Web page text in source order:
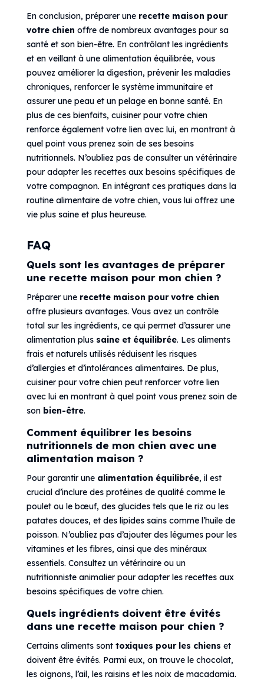
En conclusion, préparer une recette maison pour
votre chien offre de nombreux avantages pour sa
santé et son bien-être. En contrôlant les ingrédients
et en veillant à une alimentation équilibrée, vous
pouvez améliorer la digestion, prévenir les maladies
chroniques, renforcer le système immunitaire et
assurer une peau et un pelage en bonne santé. En
plus de ces bienfaits, cuisiner pour votre chien
renforce également votre lien avec lui, en montrant à
quel point vous prenez soin de ses besoins
nutritionnels. N’oubliez pas de consulter un vétérinaire
pour adapter les recettes aux besoins spécifiques de
votre compagnon. En intégrant ces pratiques dans la
routine alimentaire de votre chien, vous lui offrez une
vie plus saine et plus heureuse.
FAQ
Quels sont les avantages de préparer
une recette maison pour mon chien ?
Préparer une recette maison pour votre chien
offre plusieurs avantages. Vous avez un contrôle
total sur les ingrédients, ce qui permet d’assurer une
alimentation plus saine et équilibrée. Les aliments
frais et naturels utilisés réduisent les risques
d’allergies et d’intolérances alimentaires. De plus,
cuisiner pour votre chien peut renforcer votre lien
avec lui en montrant à quel point vous prenez soin de
son bien-être.
Comment équilibrer les besoins
nutritionnels de mon chien avec une
alimentation maison ?
Pour garantir une alimentation équilibrée, il est
crucial d’inclure des protéines de qualité comme le
poulet ou le bœuf, des glucides tels que le riz ou les
patates douces, et des lipides sains comme l’huile de
poisson. N’oubliez pas d’ajouter des légumes pour les
vitamines et les fibres, ainsi que des minéraux
essentiels. Consultez un vétérinaire ou un
nutritionniste animalier pour adapter les recettes aux
besoins spécifiques de votre chien.
Quels ingrédients doivent être évités
dans une recette maison pour chien ?
Certains aliments sont toxiques pour les chiens et
doivent être évités. Parmi eux, on trouve le chocolat,
les oignons, l’ail, les raisins et les noix de macadamia.